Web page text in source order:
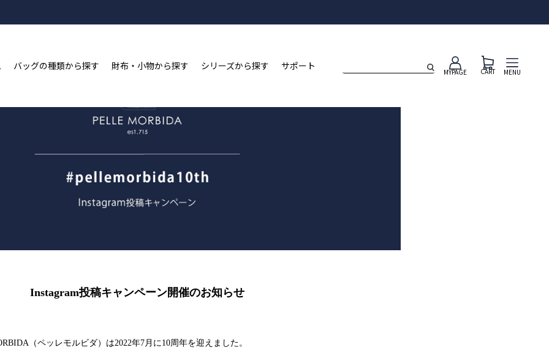
バッグの種類から探す 財布・小物から探す シリーズから探す サポート
MYPAGE CART MENU
Instagram投稿キャンペーン開催のお知らせ
（ペッレモルビダ）は2022年7月に10周年を迎えました。